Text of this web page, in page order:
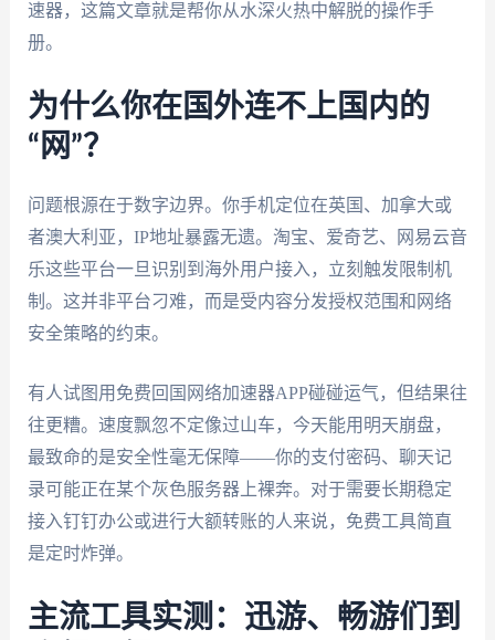
速器，这篇文章就是帮你从水深火热中解脱的操作手
册。
为什么你在国外连不上国内的
“网”？
问题根源在于数字边界。你手机定位在英国、加拿大或
者澳大利亚，IP地址暴露无遗。淘宝、爱奇艺、网易云音
乐这些平台一旦识别到海外用户接入，立刻触发限制机
制。这并非平台刁难，而是受内容分发授权范围和网络
安全策略的约束。
有人试图用免费回国网络加速器APP碰碰运气，但结果往
往更糟。速度飘忽不定像过山车，今天能用明天崩盘，
最致命的是安全性毫无保障——你的支付密码、聊天记
录可能正在某个灰色服务器上裸奔。对于需要长期稳定
接入钉钉办公或进行大额转账的人来说，免费工具简直
是定时炸弹。
主流工具实测：迅游、畅游们到